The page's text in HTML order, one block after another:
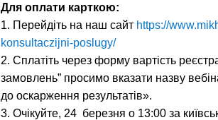
Для оплати карткою:
1. Перейдіть на наш сайт https://
konsultaczijni-poslugy/
2. Сплатіть через форму вартість
замовлень” просимо вказати назву
до оскарження результатів».
3. Очікуйте, 24 березня о 13:00 за